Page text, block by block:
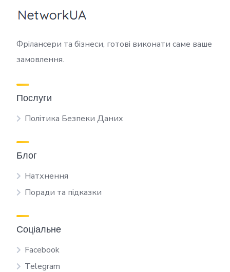
Фрілансери та бізнеси, готові виконати саме ваше
замовлення.
Послуги
Політика Безпеки Даних
Блог
Натхнення
Поради та підказки
Соціальне
Facebook
Telegram